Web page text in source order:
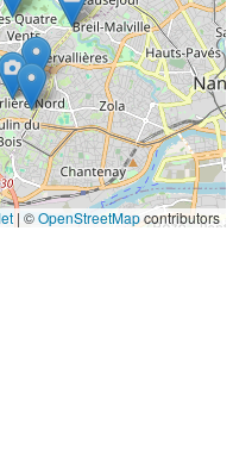
| ©OpenStreetMapcontributors